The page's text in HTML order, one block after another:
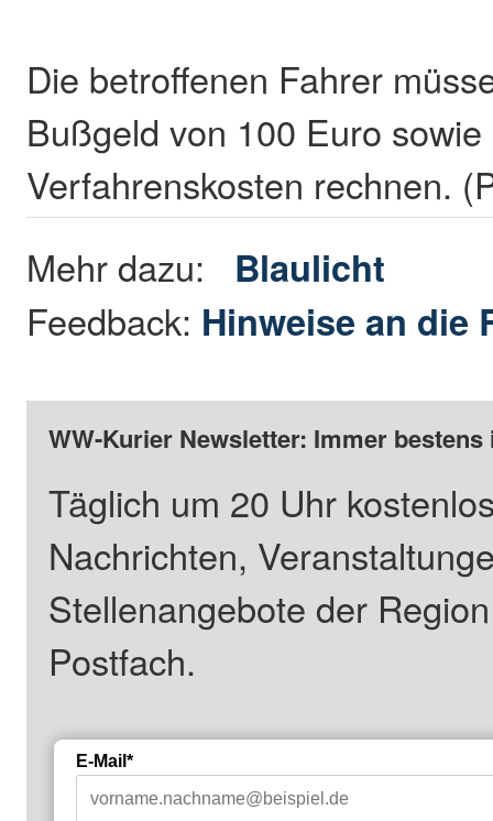
Die betroffenen Fahrer
Bußgeld von 100 Euro
Verfahrenskosten rechnen.
Mehr dazu: Blaulicht
Feedback: Hinweise an die
WW-Kurier Newsletter: Immer
Täglich um 20 Uhr
Nachrichten,
Stellenangebote der
Postfach.
E-Mail*